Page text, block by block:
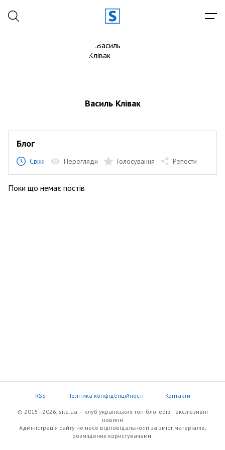
Василь Клівак
Блог
Свіжі Перегляди Голосування Репости
Поки що немає постів
RSS Політика конфіденційності Контакти
© 2015–2026, site.ua — клуб українських топ-блогерів i екслюзивнi
новини
Адміністрація сайту не несе відповідальності за зміст матеріалів,
розміщених користувачами.